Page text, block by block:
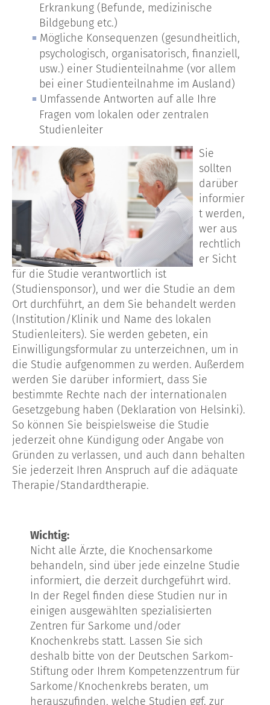
Erkrankung (Befunde, medizinische
Bildgebung etc.)
Mögliche Konsequenzen (gesundheitlich,
psychologisch, organisatorisch, finanziell,
usw.) einer Studienteilnahme (vor allem
bei einer Studienteilnahme im Ausland)
Umfassende Antworten auf alle Ihre
Fragen vom lokalen oder zentralen
Studienleiter
Sie
sollten
darüber
informier
t werden,
wer aus
rechtlich
er Sicht
für die Studie verantwortlich ist
(Studiensponsor), und wer die Studie an dem
Ort durchführt, an dem Sie behandelt werden
(Institution/Klinik und Name des lokalen
Studienleiters). Sie werden gebeten, ein
Einwilligungsformular zu unterzeichnen, um in
die Studie aufgenommen zu werden. Außerdem
werden Sie darüber informiert, dass Sie
bestimmte Rechte nach der internationalen
Gesetzgebung haben (Deklaration von Helsinki).
So können Sie beispielsweise die Studie
jederzeit ohne Kündigung oder Angabe von
Gründen zu verlassen, und auch dann behalten
Sie jederzeit Ihren Anspruch auf die adäquate
Therapie/Standardtherapie.
Wichtig:
Nicht alle Ärzte, die Knochensarkome
behandeln, sind über jede einzelne Studie
informiert, die derzeit durchgeführt wird.
In der Regel finden diese Studien nur in
einigen ausgewählten spezialisierten
Zentren für Sarkome und/oder
Knochenkrebs statt. Lassen Sie sich
deshalb bitte von der Deutschen Sarkom-
Stiftung oder Ihrem Kompetenzzentrum für
Sarkome/Knochenkrebs beraten, um
herauszufinden, welche Studien ggf. zur